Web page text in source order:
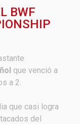
BWF
que venció a
a 2.
que casi logra
del